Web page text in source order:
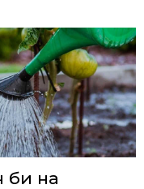
би на